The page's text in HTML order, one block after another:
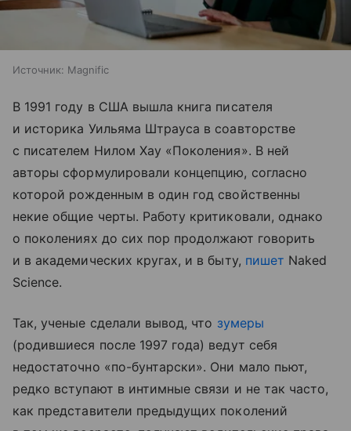
Источник: Magnific
В 1991 году в США вышла книга писателя
и историка Уильяма Штрауса в соавторстве
с писателем Нилом Хау «Поколения». В ней
авторы сформулировали концепцию, согласно
которой рожденным в один год свойственны
некие общие черты. Работу критиковали, однако
о поколениях до сих пор продолжают говорить
и в академических кругах, и в быту, пишет Naked
Science.
Так, ученые сделали вывод, что зумеры
(родившиеся после 1997 года) ведут себя
недостаточно «по-бунтарски». Они мало пьют,
редко вступают в интимные связи и не так часто,
как представители предыдущих поколений